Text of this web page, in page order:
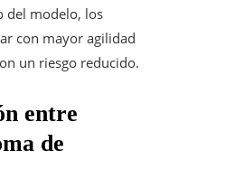
del modelo, los
con mayor agilidad
un riesgo reducido.
entre
de